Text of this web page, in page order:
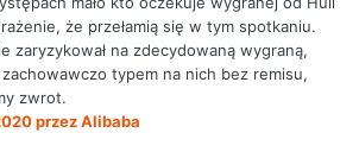
że przełamią się w tym spotkaniu.
zaryzykował na zdecydowaną wygraną,
zachowawczo typem na nich bez remisu,
zwrot.
przez Alibaba